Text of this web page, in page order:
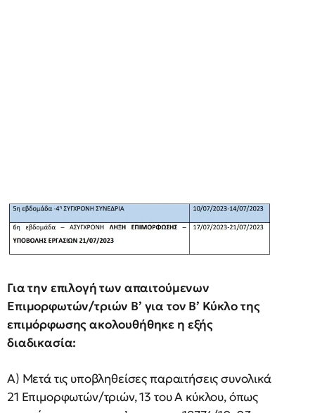
Για την επιλογή των απαιτούμενων
Επιμορφωτών/τριών Β’ για τον Β’ Κύκλο της
επιμόρφωσης ακολουθήθηκε η εξής
διαδικασία:
Α) Μετά τις υποβληθείσες παραιτήσεις συνολικά
21 Επιμορφωτών/τριών, 13 του Α κύκλου, όπως